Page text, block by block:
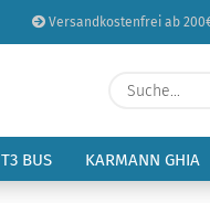
Versandkostenfrei ab
T3 BUS KARMANN GHIA